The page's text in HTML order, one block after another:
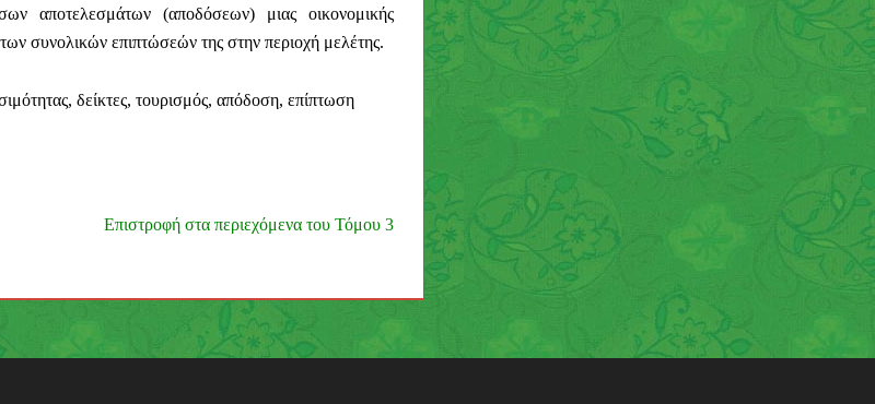
αποτελεσμάτων (αποδόσεων) μιας οικονομικής
συνολικών επιπτώσεών της στην περιοχή μελέτης.
δείκτες, τουρισμός, απόδοση, επίπτωση
Επιστροφή στα περιεχόμενα του Τόμου 3